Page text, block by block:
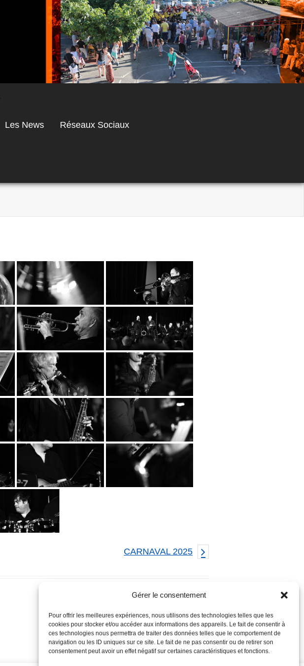
Gérer le consentement
Pour offrir les meilleures expériences, nous utilisons des technologies telles que les
cookies pour stocker et/ou accéder aux informations des appareils. Le fait de consentir à
ces technologies nous permettra de traiter des données telles que le comportement de
navigation ou les ID uniques sur ce site. Le fait de ne pas consentir ou de retirer son
consentement peut avoir un effet négatif sur certaines caractéristiques et fonctions.
Les News Réseaux Sociaux
CARNAVAL 2025